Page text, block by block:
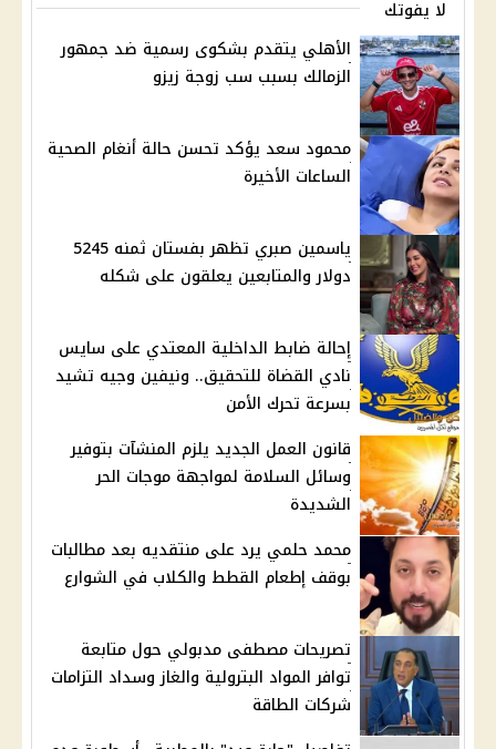
لا يفوتك
الأهلي يتقدم بشكوى رسمية ضد جمهور
الزمالك بسبب سب زوجة زيزو
محمود سعد يؤكد تحسن حالة أنغام الصحية
الساعات الأخيرة
ياسمين صبري تظهر بفستان ثمنه 5245
دولار والمتابعين يعلقون على شكله
إحالة ضابط الداخلية المعتدي على سايس
نادي القضاة للتحقيق.. ونيفين وجيه تشيد
بسرعة تحرك الأمن
قانون العمل الجديد يلزم المنشآت بتوفير
وسائل السلامة لمواجهة موجات الحر
الشديدة
محمد حلمي يرد على منتقديه بعد مطالبات
بوقف إطعام القطط والكلاب في الشوارع
تصريحات مصطفى مدبولي حول متابعة
توافر المواد البترولية والغاز وسداد التزامات
شركات الطاقة